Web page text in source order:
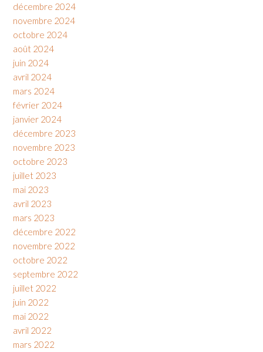
décembre 2024
novembre 2024
octobre 2024
août 2024
juin 2024
avril 2024
mars 2024
février 2024
janvier 2024
décembre 2023
novembre 2023
octobre 2023
juillet 2023
mai 2023
avril 2023
mars 2023
décembre 2022
novembre 2022
octobre 2022
septembre 2022
juillet 2022
juin 2022
mai 2022
avril 2022
mars 2022